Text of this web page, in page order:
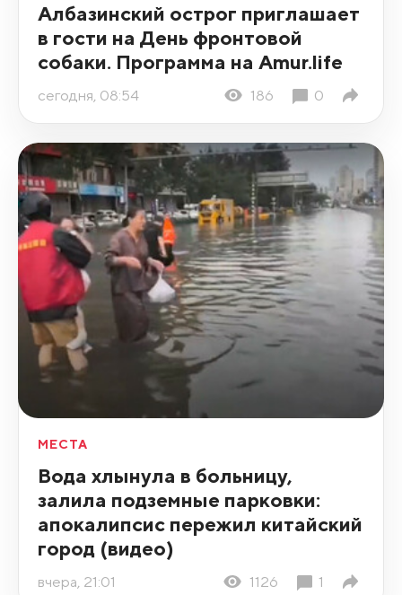
Албазинский острог приглашает
в гости на День фронтовой
собаки. Программа на Amur.life
сегодня, 08:54 186 0
МЕСТА
Вода хлынула в больницу,
залила подземные парковки:
апокалипсис пережил китайский
город (видео)
вчера, 21:01 1126 1